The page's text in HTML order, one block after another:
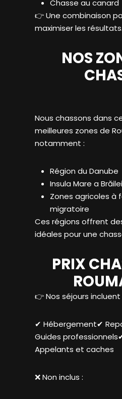
Chasse au canard
👉 Une combinaison
maximiser les résultats.
NOS
Nous chassons dans
meilleures zones de
notamment :
Région du Danube
Insula Mare a Brăilei
Zones agricoles à
migratoire
Ces régions offrent
idéales pour une
PRIX
👉 Nos séjours incluent
✔ Hébergement✔
Guides
Appelants et caches
❌ Non inclus :